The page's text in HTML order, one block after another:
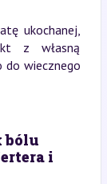
ukochanej,
z własną
do wiecznego
bólu
i